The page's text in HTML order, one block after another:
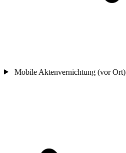
Mobile Aktenvernichtung (vor Ort)